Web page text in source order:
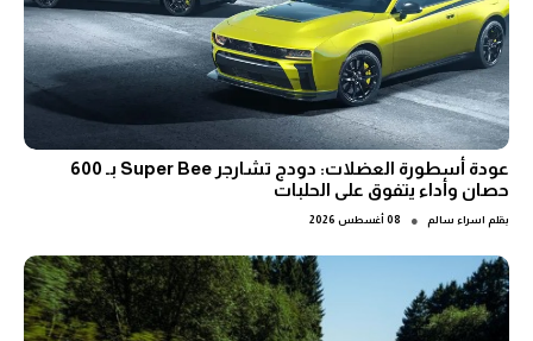
عودة أسطورة العضلات: دودج تشارجر Super Bee بـ 600
حصان وأداء يتفوق على الحلبات
بقلم اسراء سالم ● 08 أغسطس 2026